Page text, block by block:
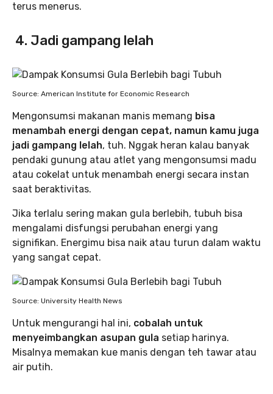
terus menerus.
4. Jadi gampang lelah
Source: American Institute for Economic Research
Mengonsumsi makanan manis memang bisa
menambah energi dengan cepat, namun kamu juga
jadi gampang lelah, tuh. Nggak heran kalau banyak
pendaki gunung atau atlet yang mengonsumsi madu
atau cokelat untuk menambah energi secara instan
saat beraktivitas.
Jika terlalu sering makan gula berlebih, tubuh bisa
mengalami disfungsi perubahan energi yang
signifikan. Energimu bisa naik atau turun dalam waktu
yang sangat cepat.
Source: University Health News
Untuk mengurangi hal ini, cobalah untuk
menyeimbangkan asupan gula setiap harinya.
Misalnya memakan kue manis dengan teh tawar atau
air putih.